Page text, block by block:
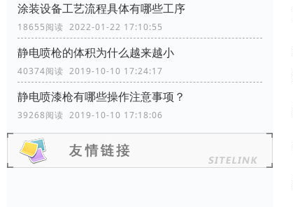
涂装设备工艺流程具体有哪些工序
18655阅读 2022-01-22 17:10:55
静电喷枪的体积为什么越来越小
40374阅读 2019-10-10 17:24:17
静电喷漆枪有哪些操作注意事项？
39268阅读 2019-10-10 17:18:06